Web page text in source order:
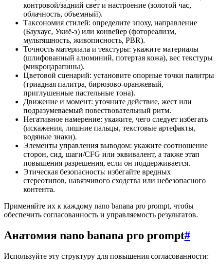
контровой/задний свет и настроение (золотой час,
облачность, объемный).
Таксономия стилей: определите эпоху, направление
(Баухаус, Укиё-э) или конвейер (фотореализм,
мультяшность, живописность, PBR).
Точность материала и текстуры: укажите материалы
(шлифованный алюминий, потертая кожа), вес текстуры
(микроцарапины).
Цветовой сценарий: установите опорные точки палитры
(триадная палитра, бирюзово-оранжевый,
приглушенные пастельные тона).
Движение и момент: уточните действие, жест или
подразумеваемый повествовательный ритм.
Негативное намерение: укажите, чего следует избегать
(искажения, лишние пальцы, текстовые артефакты,
водяные знаки).
Элементы управления выводом: укажите соотношение
сторон, сид, шаги/CFG или эквивалент, а также этап
повышения разрешения, если он поддерживается.
Этическая безопасность: избегайте вредных
стереотипов, навязчивого сходства или небезопасного
контента.
Применяйте их к каждому nano banana pro prompt, чтобы
обеспечить согласованность и управляемость результатов.
Анатомия nano banana pro prompt#
Используйте эту структуру для повышения согласованности: